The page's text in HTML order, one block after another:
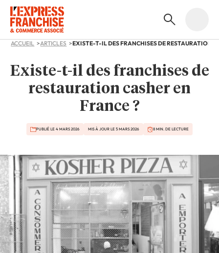
ACCUEIL ARTICLES
Existe-t-il des franchises de
restauration casher en
France ?
PUBLIÉ LE 4 MARS 2026 MIS À JOUR LE 5 MARS 2026 8 MIN. DE LECTURE